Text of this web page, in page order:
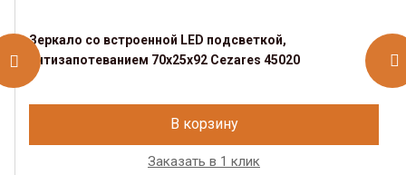
Зеркало со встроенной LED подсветкой,
антизапотеванием 70х25х92 Cezares 45020
В корзину
Заказать в 1 клик